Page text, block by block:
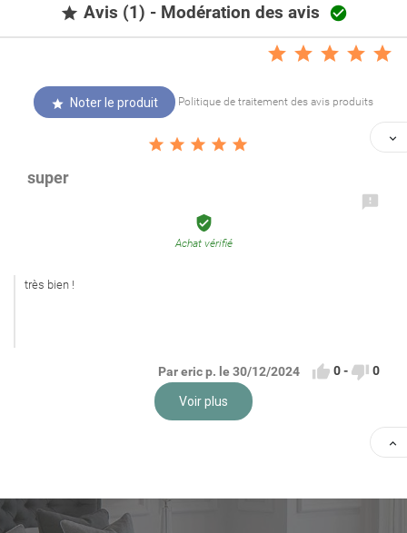
 Avis (1) - Modération des avis 
 Noter le produit Politique de traitement des avis produits

    
super


Achat vérifié
très bien !
Par eric p. le 30/12/2024  0-  0
Voir plus
